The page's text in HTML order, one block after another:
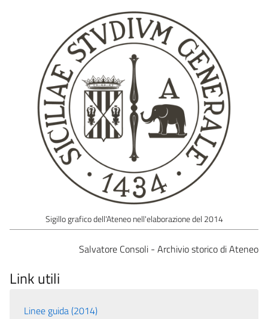
Sigillo grafico dell'Ateneo nell'elaborazione del 2014
Salvatore Consoli - Archivio storico di Ateneo
Link utili
Linee guida (2014)